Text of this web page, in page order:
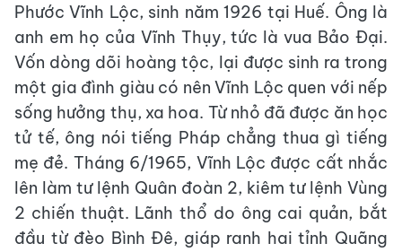
Phước Vĩnh Lộc, sinh năm 1926 tại Huế. Ông là
anh em họ của Vĩnh Thụy, tức là vua Bảo Đại.
Vốn dòng dõi hoàng tộc, lại được sinh ra trong
một gia đình giàu có nên Vĩnh Lộc quen với nếp
sống hưởng thụ, xa hoa. Từ nhỏ đã được ăn học
tử tế, ông nói tiếng Pháp chẳng thua gì tiếng
mẹ đẻ. Tháng 6/1965, Vĩnh Lộc được cất nhắc
lên làm tư lệnh Quân đoàn 2, kiêm tư lệnh Vùng
2 chiến thuật. Lãnh thổ do ông cai quản, bắt
đầu từ đèo Bình Đê, giáp ranh hai tỉnh Quãng